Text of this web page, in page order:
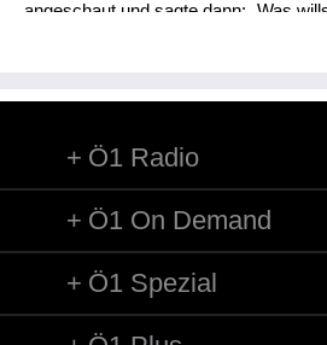
angeschaut und sagte dann: „Was
mehr Dein Zuhause! Ich bin von
kannst eine Nacht hier schlafen, aber
geschah. Ich ging am nächsten Tag
Koffer und Habseligkeiten hatte ich
Ö1 Radio
Ö1 On Demand
Ö1 Spezial